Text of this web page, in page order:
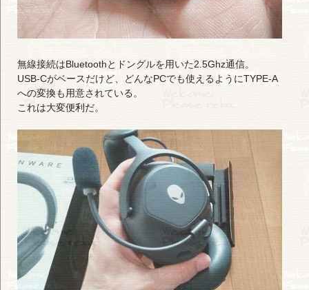
無線接続はBluetoothとドングルを用いた2.5Ghz通信。
USB-Cがベースだけど、どんなPCでも使えるようにTYPE-A
への変換も用意されている。
これは大変便利だ。